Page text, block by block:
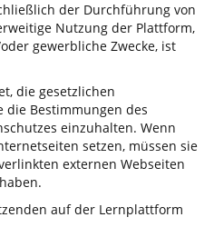
der Durchführung von
Nutzung der Plattform,
gewerbliche Zwecke, ist
die gesetzlichen
die Bestimmungen des
einzuhalten. Wenn
setzen, müssen sie
externen Webseiten
auf der Lernplattform